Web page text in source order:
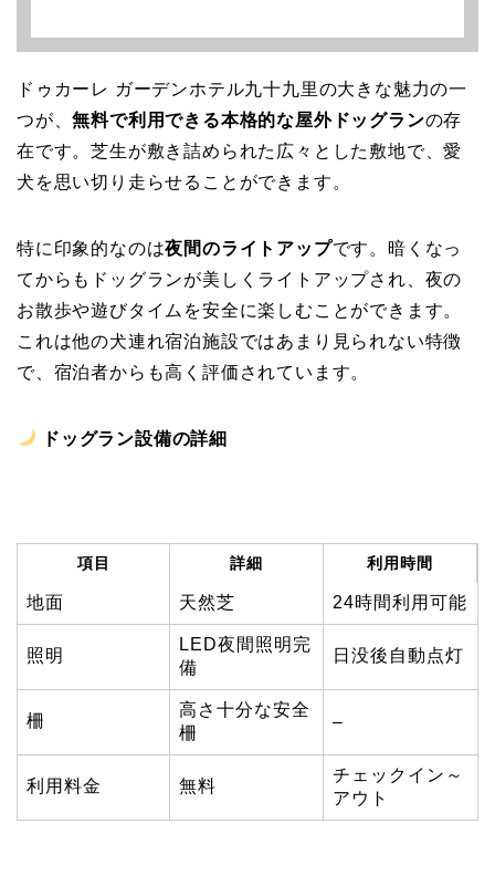
ドゥカーレ ガーデンホテル九十九里の大きな魅力の一
つが、無料で利用できる本格的な屋外ドッグランの存
在です。芝生が敷き詰められた広々とした敷地で、愛
犬を思い切り走らせることができます。
特に印象的なのは夜間のライトアップです。暗くなっ
てからもドッグランが美しくライトアップされ、夜の
お散歩や遊びタイムを安全に楽しむことができます。
これは他の犬連れ宿泊施設ではあまり見られない特徴
で、宿泊者からも高く評価されています。
ドッグラン設備の詳細
項目 詳細 利用時間
地面 天然芝 24時間利用可能
照明
LED夜間照明完
備
日没後自動点灯
柵
高さ十分な安全
柵
–
利用料金 無料
チェックイン～
アウト